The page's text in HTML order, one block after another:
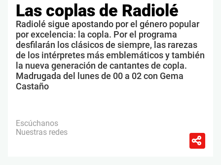
Las coplas de Radiolé
Radiolé sigue apostando por el género popular
por excelencia: la copla. Por el programa
desfilarán los clásicos de siempre, las rarezas
de los intérpretes más emblemáticos y también
la nueva generación de cantantes de copla.
Madrugada del lunes de 00 a 02 con Gema
Castaño
Escúchanos
Nuestras redes